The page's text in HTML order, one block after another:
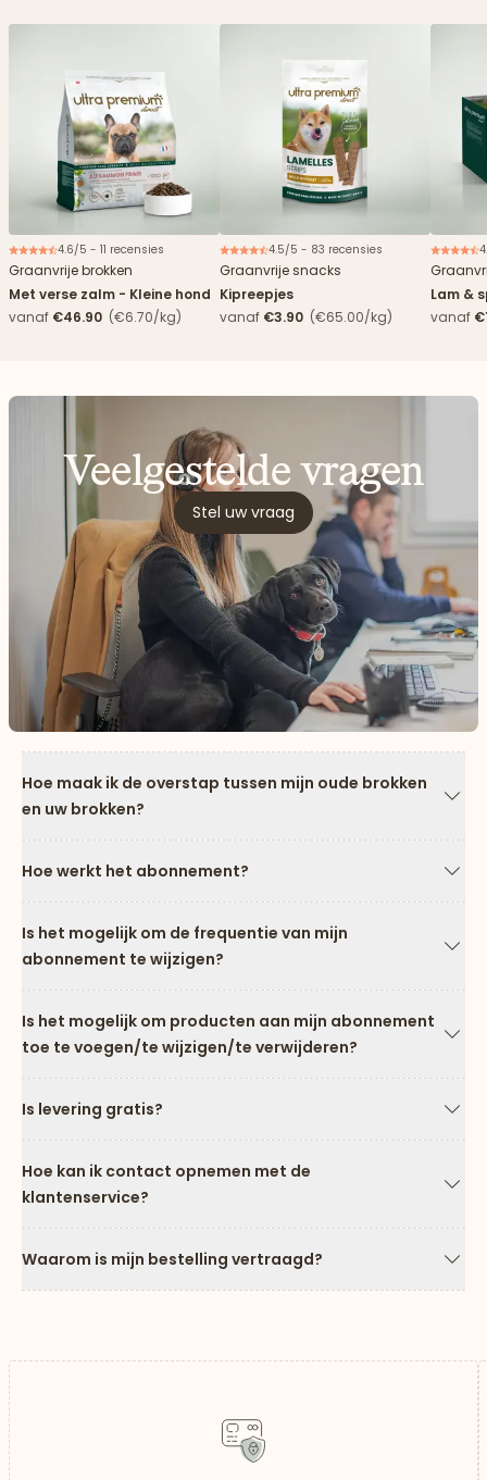
4.6/5 - 11 recensies
Graanvrije brokken
Met verse zalm - Kleine hond
vanaf €46.90 (€6.70/kg)
4.5/5 - 83 recensies
Graanvrije snacks
Kipreepjes
vanaf €3.90 (€65.00/kg)
Lam &
vanaf
Veelgestelde vragen
Stel uw vraag
Hoe maak ik de overstap tussen mijn oude brokken
en uw brokken?
Hoe werkt het abonnement?
Pijl
Is het mogelijk om de frequentie van mijn
abonnement te wijzigen?
Is het mogelijk om producten aan mijn abonnement
toe te voegen/te wijzigen/te verwijderen?
Is levering gratis?
Pijl
Hoe kan ik contact opnemen met de
klantenservice?
Waarom is mijn bestelling vertraagd?
Pijl